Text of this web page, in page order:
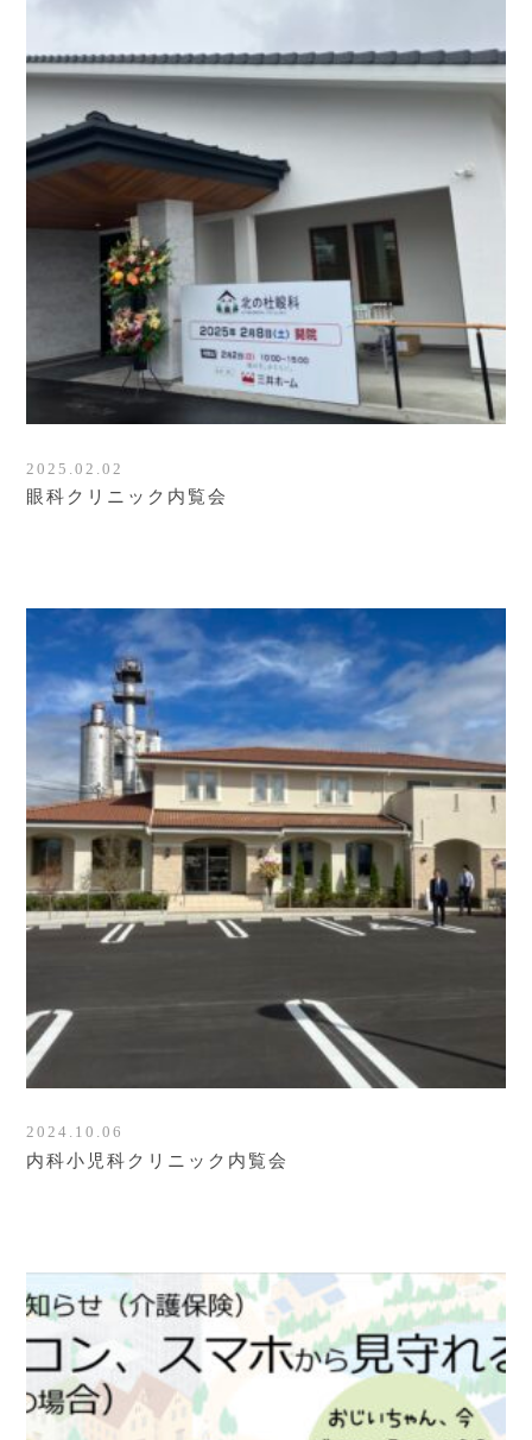
2025.02.02
眼科クリニック内覧会
2024.10.06
内科小児科クリニック内覧会